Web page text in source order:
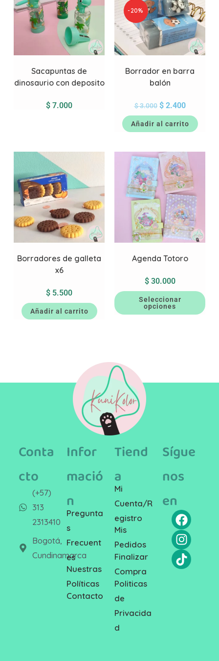
Sacapuntas de
dinosaurio con deposito
$ 7.000
-20%
Borrador en barra
balón
$3.000 $2.400
Añadir al carrito
Borradores de galleta
x6
$ 5.500
Añadir al carrito
Agenda Totoro
$30.000
Seleccionar
opciones
Conta
cto
(+57)
313
2313410
Bogotá,
Cundinamarca
Infor
mació
n
Pregunta
s
Frecuent
es
Nuestras
Políticas
Contacto
Tiend
a
Mi
Cuenta/R
egistro
Mis
Pedidos
Finalizar
Compra
Politicas
de
Privacida
d
Sígue
nos
en